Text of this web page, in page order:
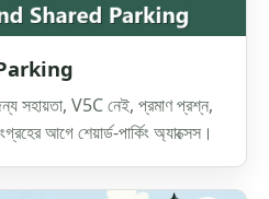
Parking
সহায়তা, V5C নেই, প্রমাণ প্রশ্ন,
আগে শেয়ার্ড-পার্কিং অ্যাক্সেস।